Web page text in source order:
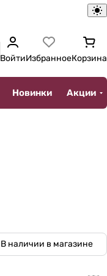
ВойтиИзбранноеКорзина
Новинки Акции
В наличии в магазине